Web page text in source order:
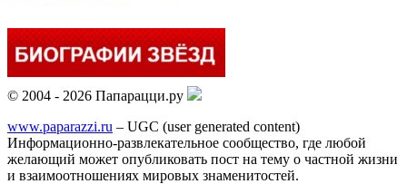
© 2004 - 2026 Папарацци.ру
www.paparazzi.ru – UGC (user generated content)
Информационно-развлекательное сообщество, где любой
желающий может опубликовать пост на тему о частной жизни
и взаимоотношениях мировых знаменитостей.